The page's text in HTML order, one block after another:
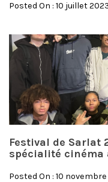
Posted On : 10 juillet
Festival de Sarlat
spécialité cinéma
Posted On : 10